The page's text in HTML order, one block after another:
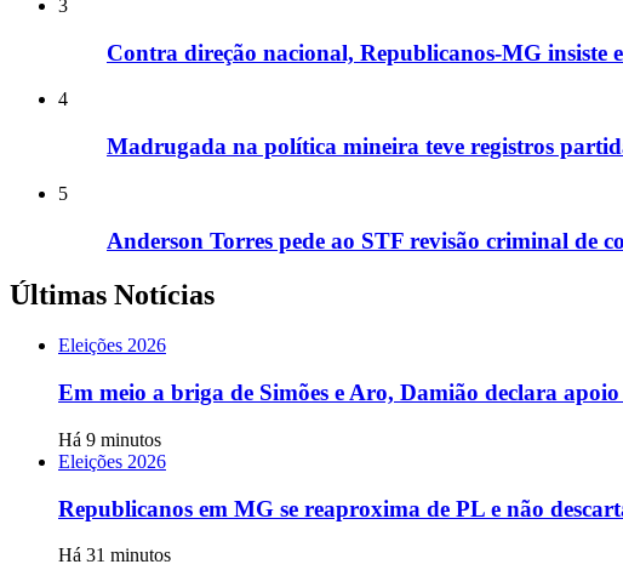
3
Contra direção nacional, Republicanos-MG insiste
4
Madrugada na política mineira teve registros
5
Anderson Torres pede ao STF revisão criminal de
Últimas Notícias
Eleições 2026
Em meio a briga de Simões e Aro, Damião declara
Há 9 minutos
Eleições 2026
Republicanos em MG se reaproxima de PL e não
Há 31 minutos